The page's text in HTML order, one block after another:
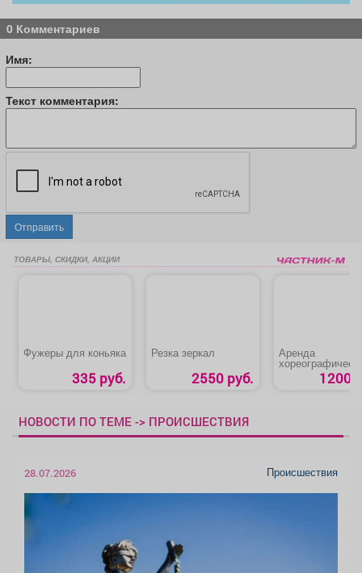
0 Комментариев
Имя:
Текст комментария:
Отправить
ТОВАРЫ, СКИДКИ, АКЦИИ
Фужеры для коньяка
335 руб.
Резка зеркал
2550 руб.
Аренда
зала 1200
НОВОСТИ ПО ТЕМЕ -> ПРОИСШЕСТВИЯ
28.07.2026 Происшествия